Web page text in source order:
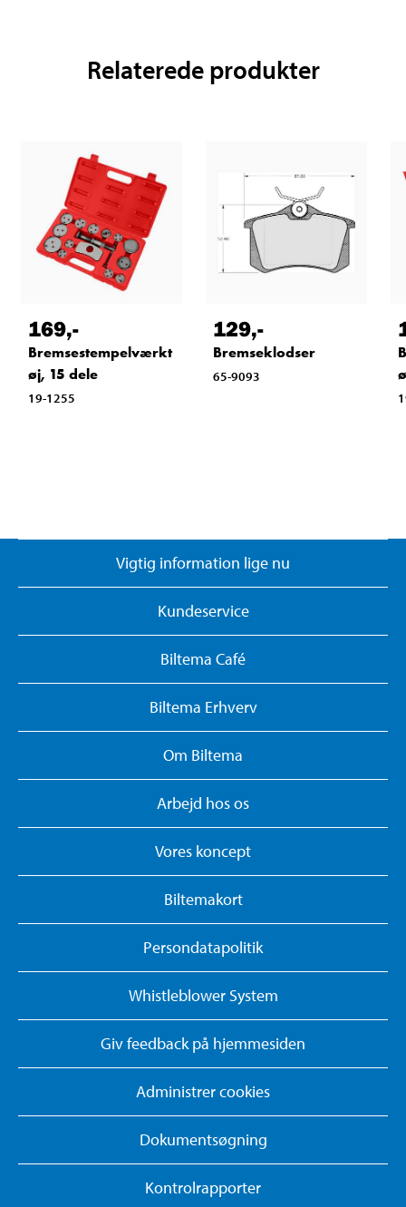
Relaterede produkter
169,-
Bremsestempelværkt
øj, 15 dele
19-1255
129,-
Bremseklodser
65-9093
Vigtig information lige nu
Kundeservice
Biltema Café
Biltema Erhverv
Om Biltema
Arbejd hos os
Vores koncept
Biltemakort
Persondatapolitik
Whistleblower System
Giv feedback på hjemmesiden
Administrer cookies
Dokumentsøgning
Kontrolrapporter